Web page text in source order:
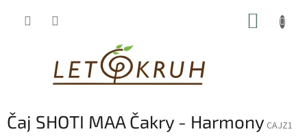
Čaj SHOTI MAA Čakry - Harmony CAJZ1